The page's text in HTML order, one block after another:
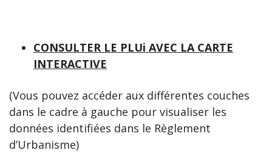
CONSULTER LE PLUi AVEC LA CARTE
INTERACTIVE
(Vous pouvez accéder aux différentes couches
dans le cadre à gauche pour visualiser les
données identifiées dans le Règlement
d’Urbanisme)